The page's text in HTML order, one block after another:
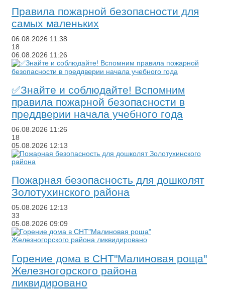
Правила пожарной безопасности для
самых маленьких
06.08.2026 11:38
18
06.08.2026 11:26
​✅Знайте и соблюдайте! Вспомним
правила пожарной безопасности в
преддверии начала учебного года
06.08.2026 11:26
18
05.08.2026 12:13
​Пожарная безопасность для дошколят
Золотухинского района
05.08.2026 12:13
33
05.08.2026 09:09
​Горение дома в СНТ"Малиновая роща"
Железногорского района
ликвидировано